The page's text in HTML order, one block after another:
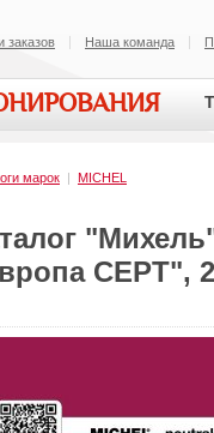
Наша команда
марок | MICHEL
СЕРТ",